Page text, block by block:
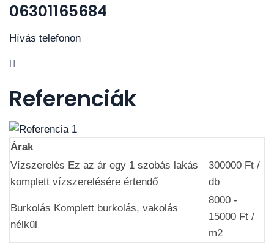
06301165684
Hívás telefonon
Referenciák
Árak
Vízszerelés Ez az ár egy 1 szobás lakás
komplett vízszerelésére értendő
300000 Ft /
db
Burkolás Komplett burkolás, vakolás
nélkül
8000 -
15000 Ft /
m2